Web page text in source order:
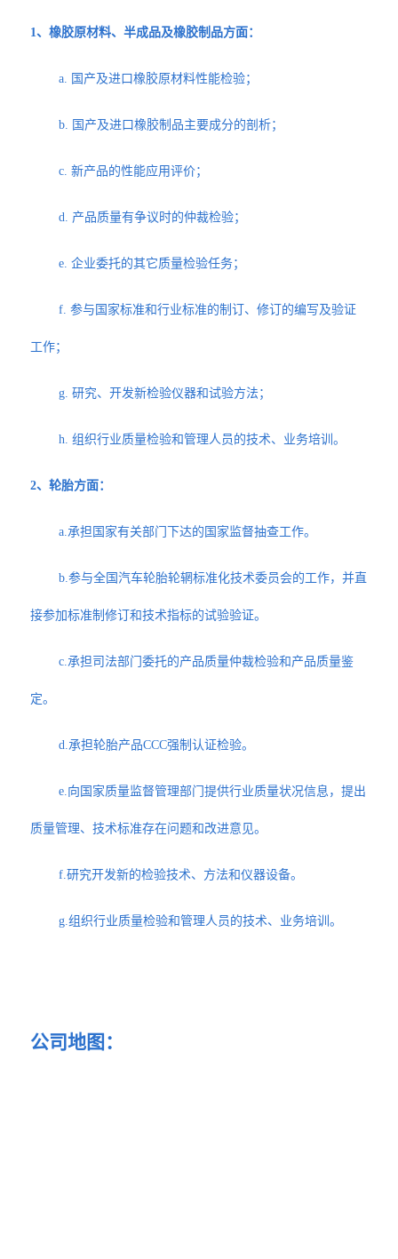
1、橡胶原材料、半成品及橡胶制品方面：
a. 国产及进口橡胶原材料性能检验；
b. 国产及进口橡胶制品主要成分的剖析；
c. 新产品的性能应用评价；
d. 产品质量有争议时的仲裁检验；
e. 企业委托的其它质量检验任务；
f. 参与国家标准和行业标准的制订、修订的编写及验证
工作；
g. 研究、开发新检验仪器和试验方法；
h. 组织行业质量检验和管理人员的技术、业务培训。
2、轮胎方面：
a.承担国家有关部门下达的国家监督抽查工作。
b.参与全国汽车轮胎轮辋标准化技术委员会的工作，并直
接参加标准制修订和技术指标的试验验证。
c.承担司法部门委托的产品质量仲裁检验和产品质量鉴
定。
d.承担轮胎产品CCC强制认证检验。
e.向国家质量监督管理部门提供行业质量状况信息，提出
质量管理、技术标准存在问题和改进意见。
f.研究开发新的检验技术、方法和仪器设备。
g.组织行业质量检验和管理人员的技术、业务培训。
公司地图：